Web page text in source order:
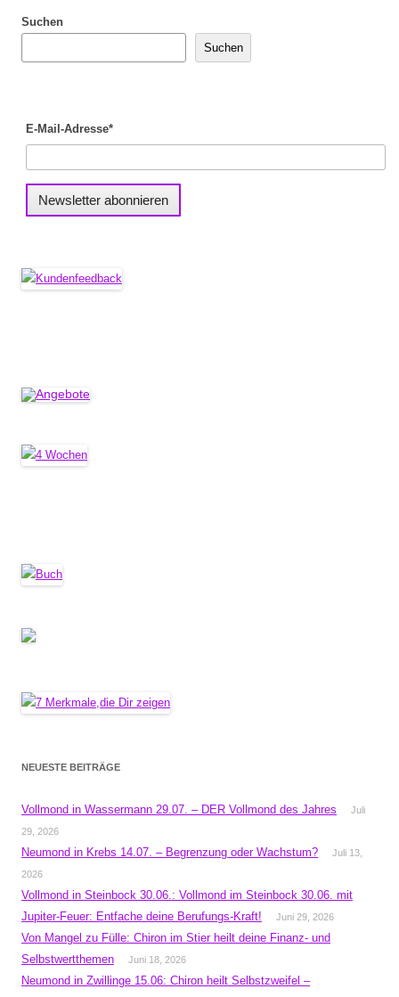
Suchen
Suchen
E-Mail-Adresse*
NEUESTE BEITRÄGE
Vollmond in Wassermann 29.07. – DER Vollmond des Jahres
Juli
29, 2026
Neumond in Krebs 14.07. – Begrenzung oder Wachstum?
Juli 13,
2026
Vollmond in Steinbock 30.06.: Vollmond im Steinbock 30.06. mit
Jupiter-Feuer: Entfache deine Berufungs-Kraft!
Juni 29, 2026
Von Mangel zu Fülle: Chiron im Stier heilt deine Finanz- und
Selbstwertthemen
Juni 18, 2026
Neumond in Zwillinge 15.06: Chiron heilt Selbstzweifel –